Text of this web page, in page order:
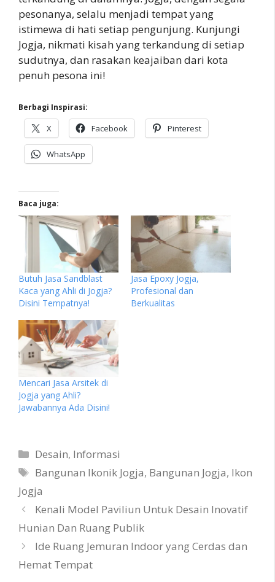
pesonanya, selalu menjadi tempat yang
istimewa di hati setiap pengunjung. Kunjungi
Jogja, nikmati kisah yang terkandung di setiap
sudutnya, dan rasakan keajaiban dari kota
penuh pesona ini!
Berbagi Inspirasi:
X Facebook Pinterest
WhatsApp
Baca juga:
Butuh Jasa Sandblast
Kaca yang Ahli di Jogja?
Disini Tempatnya!
Jasa Epoxy Jogja,
Profesional dan
Berkualitas
Mencari Jasa Arsitek di
Jogja yang Ahli?
Jawabannya Ada Disini!
Categories
Desain, Informasi
Tags
Bangunan Ikonik Jogja, Bangunan Jogja, Ikon
Jogja
Kenali Model Paviliun Untuk Desain Inovatif
Hunian Dan Ruang Publik
Ide Ruang Jemuran Indoor yang Cerdas dan
Hemat Tempat